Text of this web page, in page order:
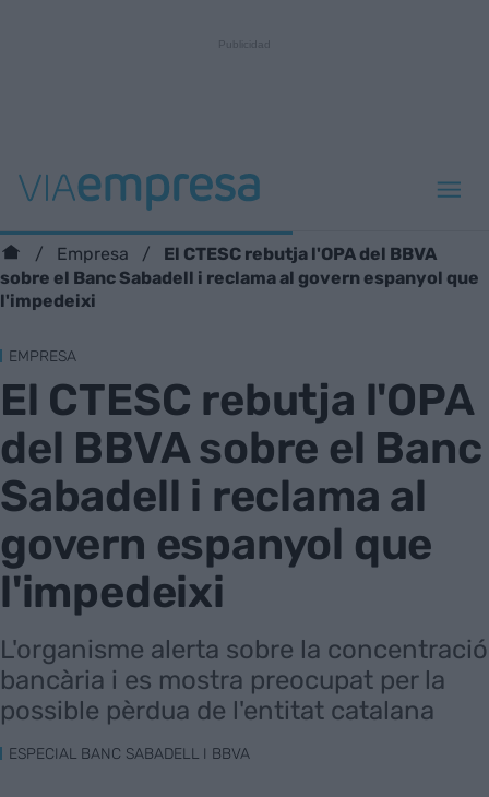
Empresa
El CTESC rebutja l'OPA del BBVA
sobre el Banc Sabadell i reclama al govern espanyol que
l'impedeixi
EMPRESA
El CTESC rebutja l'OPA
del BBVA sobre el Banc
Sabadell i reclama al
govern espanyol que
l'impedeixi
L'organisme alerta sobre la concentració
bancària i es mostra preocupat per la
possible pèrdua de l'entitat catalana
ESPECIAL BANC SABADELL I BBVA